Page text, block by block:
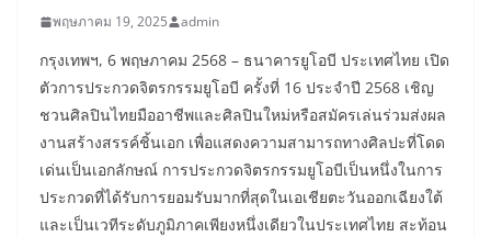
พฤษภาคม 19, 2025 admin
กรุงเทพฯ, 6 พฤษภาคม 2568 – ธนาคารยูโอบี ประเทศไทย เปิด
ตัวการประกวดจิตรกรรมยูโอบี ครั้งที่ 16 ประจำปี 2568 เชิญ
ชวนศิลปินไทยมืออาชีพและศิลปินใหม่หรือสมัครเล่นร่วมส่งผล
งานสร้างสรรค์ชิ้นเอก เพื่อแสดงความสามารถทางศิลปะที่โดด
เด่นเป็นเอกลักษณ์ การประกวดจิตรกรรมยูโอบีเป็นหนึ่งในการ
ประกวดที่ได้รับการยอมรับมากที่สุดในเอเชียตะวันออกเฉียงใต้
และเป็นเวทีระดับภูมิภาคเพียงหนึ่งเดียวในประเทศไทย สะท้อน